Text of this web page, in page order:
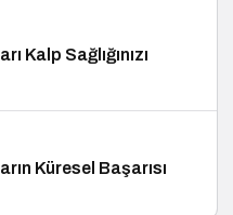
Kalp Sağlığınızı
Küresel Başarısı